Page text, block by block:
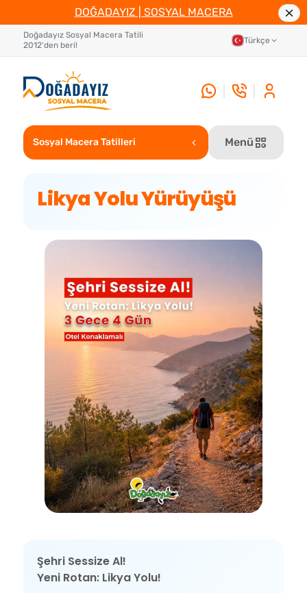
DOĞADAYIZ | SOSYAL MACERA
Doğadayız Sosyal Macera Tatili
2012'den beri!
Türkçe
Sosyal Macera Tatilleri Menü
Likya Yolu Yürüyüşü
Şehri Sessize Al!
Yeni Rotan: Likya Yolu!
⟲ Yeniden Başlat